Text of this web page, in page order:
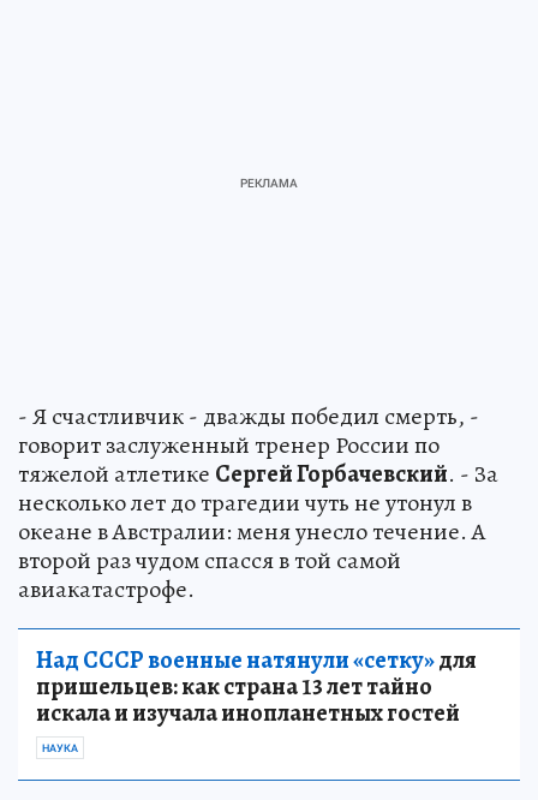
- Я счастливчик - дважды победил смерть, -
говорит заслуженный тренер России по
тяжелой атлетике Сергей Горбачевский. - За
несколько лет до трагедии чуть не утонул в
океане в Австралии: меня унесло течение. А
второй раз чудом спасся в той самой
авиакатастрофе.
Над СССР военные натянули «сетку»для
пришельцев: как страна 13 лет тайно
искала и изучала инопланетных гостей
НАУКА